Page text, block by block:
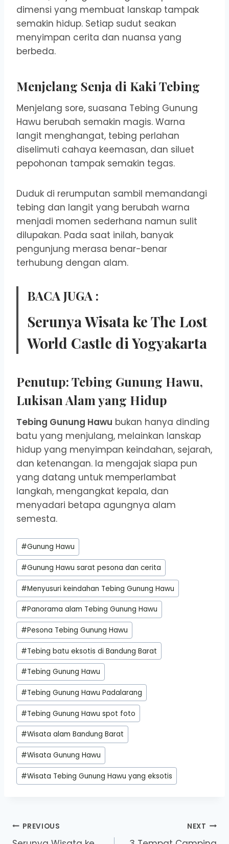
dimensi yang membuat lanskap tampak
semakin hidup. Setiap sudut seakan
menyimpan cerita dan nuansa yang
berbeda.
Menjelang Senja di Kaki Tebing
Menjelang sore, suasana Tebing Gunung
Hawu berubah semakin magis. Warna
langit menghangat, tebing perlahan
diselimuti cahaya keemasan, dan siluet
pepohonan tampak semakin tegas.
Duduk di rerumputan sambil memandangi
tebing dan langit yang berubah warna
menjadi momen sederhana namun sulit
dilupakan. Pada saat inilah, banyak
pengunjung merasa benar-benar
terhubung dengan alam.
BACA JUGA :
Serunya Wisata ke The Lost
World Castle di Yogyakarta
Penutup: Tebing Gunung Hawu,
Lukisan Alam yang Hidup
Tebing Gunung Hawu bukan hanya dinding
batu yang menjulang, melainkan lanskap
hidup yang menyimpan keindahan, sejarah,
dan ketenangan. Ia mengajak siapa pun
yang datang untuk memperlambat
langkah, mengangkat kepala, dan
menyadari betapa agungnya alam
semesta.
Post
Tags:
#Gunung Hawu
#Gunung Hawu sarat pesona dan cerita
#Menyusuri keindahan Tebing Gunung Hawu
#Panorama alam Tebing Gunung Hawu
#Pesona Tebing Gunung Hawu
#Tebing batu eksotis di Bandung Barat
#Tebing Gunung Hawu
#Tebing Gunung Hawu Padalarang
#Tebing Gunung Hawu spot foto
#Wisata alam Bandung Barat
#Wisata Gunung Hawu
#Wisata Tebing Gunung Hawu yang eksotis
Post
PREVIOUS NEXT